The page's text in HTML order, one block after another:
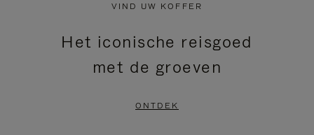
VIND UW KOFFER
Het iconische reisgoed
met de groeven
ONTDEK